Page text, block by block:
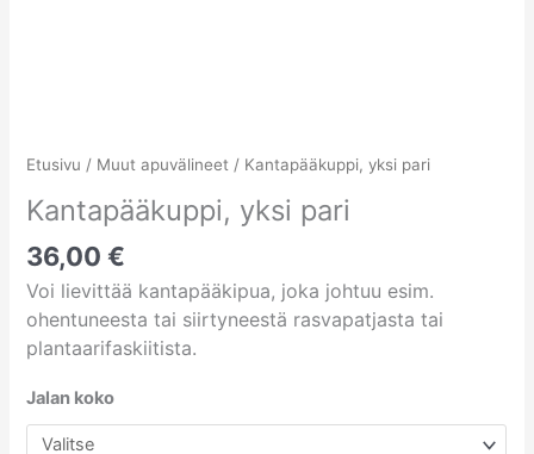
Etusivu / Muut apuvälineet / Kantapääkuppi, yksi pari
Kantapääkuppi, yksi pari
36,00€
Voi lievittää kantapääkipua, joka johtuu esim.
ohentuneesta tai siirtyneestä rasvapatjasta tai
plantaarifaskiitista.
Jalan koko